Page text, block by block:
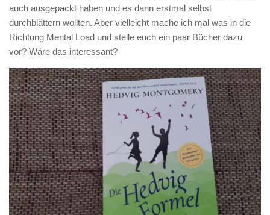
auch ausgepackt haben und es dann erstmal selbst
durchblättern wollten. Aber vielleicht mache ich mal was in die
Richtung Mental Load und stelle euch ein paar Bücher dazu
vor? Wäre das interessant?